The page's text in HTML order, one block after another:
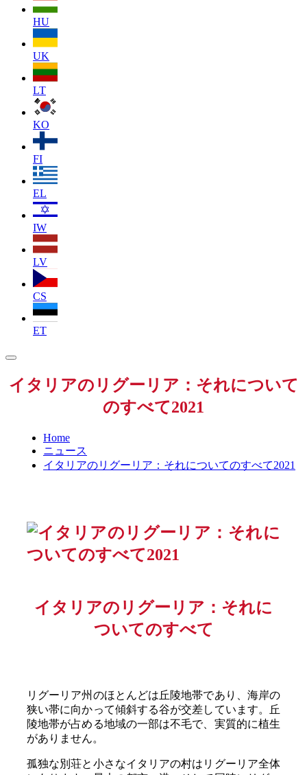
HU
UK
LT
KO
FI
EL
IW
LV
CS
ET
イタリアのリグーリア：それについて
のすべて2021
Home
ニュース
イタリアのリグーリア：それについてのすべて2021
イタリアのリグーリア：それに
ついてのすべて
リグーリア州のほとんどは丘陵地帯であり、海岸の
狭い帯に向かって傾斜する谷が交差しています。丘
陵地帯が占める地域の一部は不毛で、実質的に植生
がありません。
孤独な別荘と小さなイタリアの村はリグーリア全体